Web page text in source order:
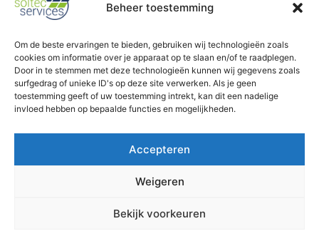
Beheer toestemming
Om de beste ervaringen te bieden, gebruiken wij technologieën zoals
cookies om informatie over je apparaat op te slaan en/of te raadplegen.
Door in te stemmen met deze technologieën kunnen wij gegevens zoals
surfgedrag of unieke ID's op deze site verwerken. Als je geen
toestemming geeft of uw toestemming intrekt, kan dit een nadelige
invloed hebben op bepaalde functies en mogelijkheden.
Accepteren
Weigeren
Bekijk voorkeuren
Handige
Links
Over
Blogs
Team
Diensten
Projecten
Diensten
Thuisaccu
Laadpalen
Zonnepanelen
Commerciële
Management
Contact
Monierweg
5c
7741 KV
info@soltecservices.nl
+31 (0)852736758
sterren
Webdesign
&
Realisatie:
My
Site
KVK:
72296143
Privacy
Algemene
Voorwaarden